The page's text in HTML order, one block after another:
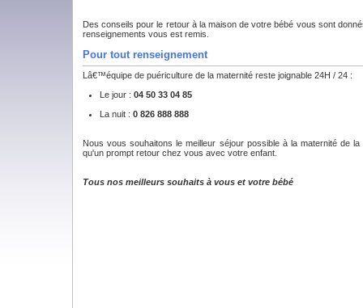
Des conseils pour le retour à la maison de votre bébé vous sont
renseignements vous est remis.
Pour tout renseignement
Lâ€™équipe de puériculture de la maternité reste joignable 24H / 24 :
Le jour : 04 50 33 04 85
La nuit : 0 826 888 888
Nous vous souhaitons le meilleur séjour possible à la maternité de
qu'un prompt retour chez vous avec votre enfant.
Tous nos meilleurs souhaits à vous et votre bébé